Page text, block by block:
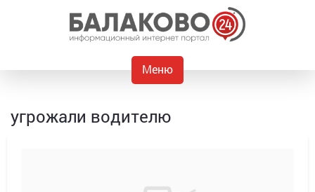
Меню
угрожали водителю